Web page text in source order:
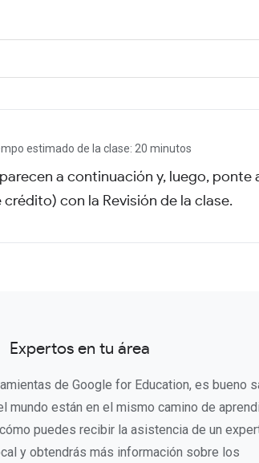
estimado de la clase: 20 minutos
a continuación y, luego, ponte
crédito) con la Revisión de la clase.
Expertos en tu área
de Google for Education, es bueno
mundo están en el mismo camino de
puedes recibir la asistencia de un
y obtendrás más información sobre los